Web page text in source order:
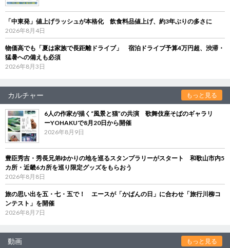
「中東発」値上げラッシュが本格化 飲食料品値上げ、約3年ぶりの多さに
2026年8月4日
物価高でも「夏は家族で長距離ドライブ」 宿泊ドライブ予算4万円超、渋滞・
猛暑への備えも必須
2026年8月3日
カルチャー もっと見る
6人の作家が描く“風景と猫”の共演 歌舞伎座そばのギャラリ
ーYOHAKUで8月20日から開催
2026年8月9日
豊臣秀吉・秀長兄弟ゆかりの地を巡るスタンプラリーがスタート 和歌山市内5
カ所・近畿6カ所を巡り限定グッズをもらおう
2026年8月8日
旅の思い出を五・七・五で！ エースが「かばんの日」に合わせ「旅行川柳コ
ンテスト」を開催
2026年8月7日
動画 もっと見る